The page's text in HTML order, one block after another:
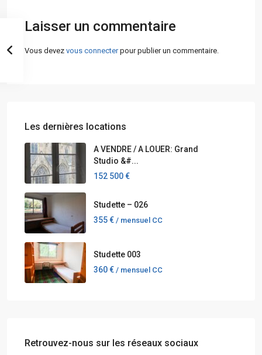
Laisser un commentaire
Vous devez vous connecterpour publier un commentaire.
Les dernières locations
A VENDRE / A LOUER: Grand
Studio &#...
152 500 €
Studette – 026
355 € / mensuel CC
Studette 003
360 € / mensuel CC
Retrouvez-nous sur les réseaux sociaux